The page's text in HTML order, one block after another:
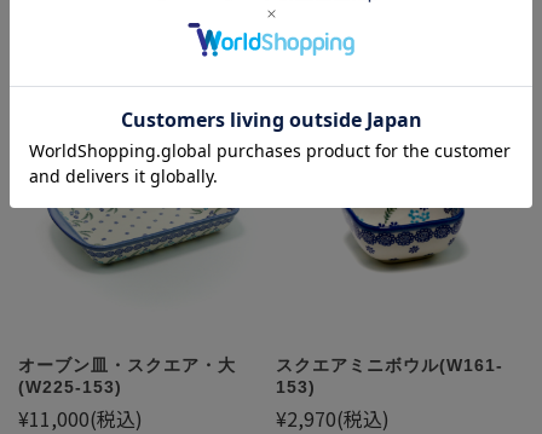
オーブン皿・スクエア・大
(W225-153)
¥11,000(税込)
スクエアミニボウル(W161-
153)
¥2,970(税込)